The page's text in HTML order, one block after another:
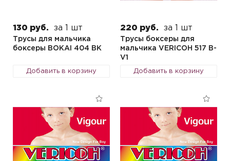
130 руб. за 1 шт
Трусы для мальчика
боксеры BOKAI 404 BK
Добавить в корзину
220 руб. за 1 шт
Трусы боксеры для
мальчика VERICOH 517 B-
V1
Добавить в корзину